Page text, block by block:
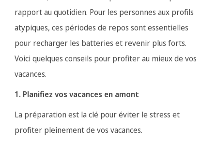
rapport au quotidien. Pour les personnes aux profils
atypiques, ces périodes de repos sont essentielles
pour recharger les batteries et revenir plus forts.
Voici quelques conseils pour profiter au mieux de vos
vacances.
1. Planifiez vos vacances en amont
La préparation est la clé pour éviter le stress et
profiter pleinement de vos vacances.